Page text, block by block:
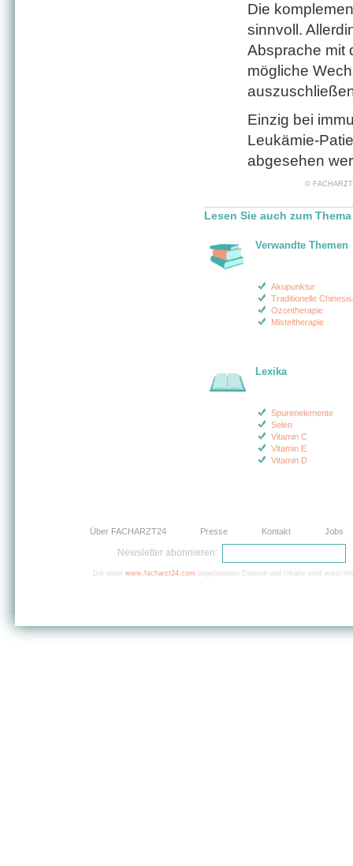
Die
sinnvoll.
Absprache mit
mögliche
Einzig bei
Leukämie-
abgesehen
©
Lesen Sie auch zum
Verwandte Themen
Akupunktur
Traditionelle
Ozontherapie
Misteltherapie
Lexika
Spurenelemente
Selen
Vitamin C
Vitamin E
Vitamin D
Über FACHARZT24 Presse Kontakt Jobs
Newsletter abonnieren:
Die unter www.facharzt24.com angebotenen Dienste und Inhalte sind